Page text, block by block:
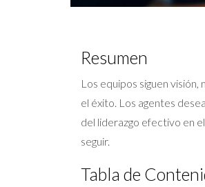
Resumen
Los equipos siguen
el éxito. Los agentes
del liderazgo efectivo en
seguir.
Tabla de